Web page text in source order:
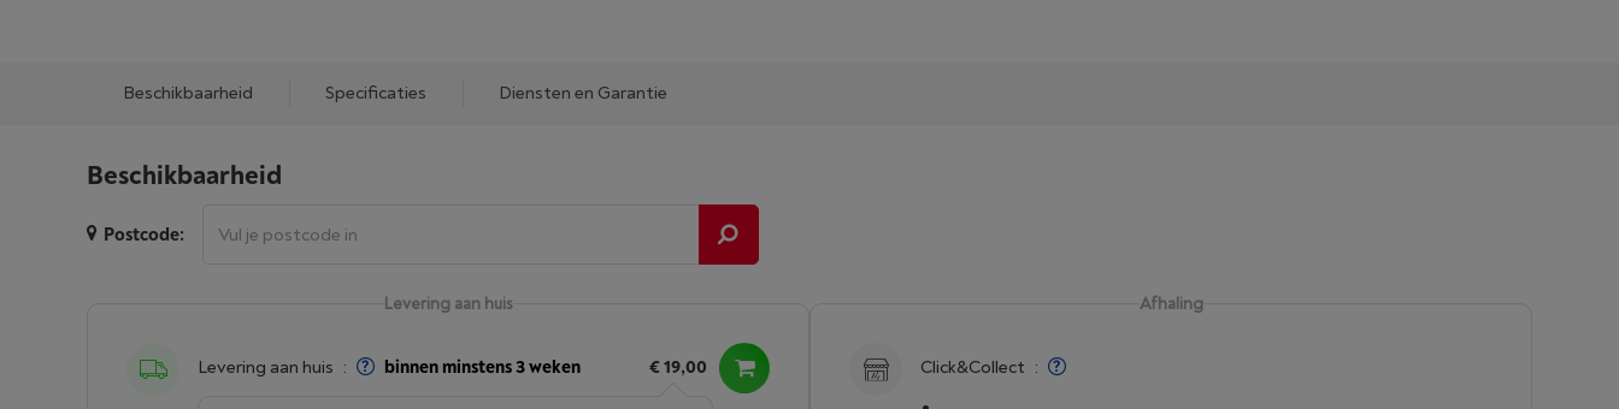
Beschikbaarheid Specificaties Diensten en Garantie
Beschikbaarheid
Postcode:
Levering aan huis
Levering aan huis : binnen minstens 3 weken € 19,00
Afhaling
Click&Collect :